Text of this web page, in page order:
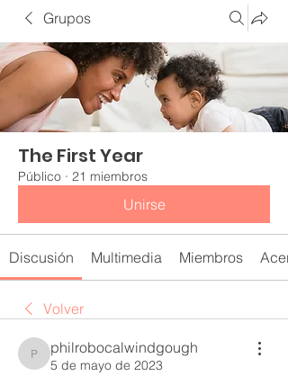
Grupos
The First Year
Público · 21 miembros
Unirse
Discusión Multimedia Miembros
Volver
philrobocalwindgough
philrobocalwindgough
5 de mayo de 2023